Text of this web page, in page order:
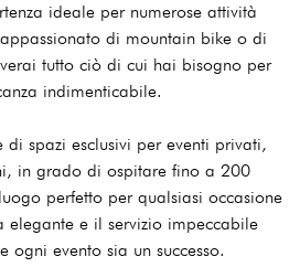
ideale per numerose attività
di mountain bike o di
tutto ciò di cui hai bisogno per
indimenticabile.
di spazi esclusivi per eventi privati,
in grado di ospitare fino a 200
perfetto per qualsiasi occasione
elegante e il servizio impeccabile
ogni evento sia un successo.